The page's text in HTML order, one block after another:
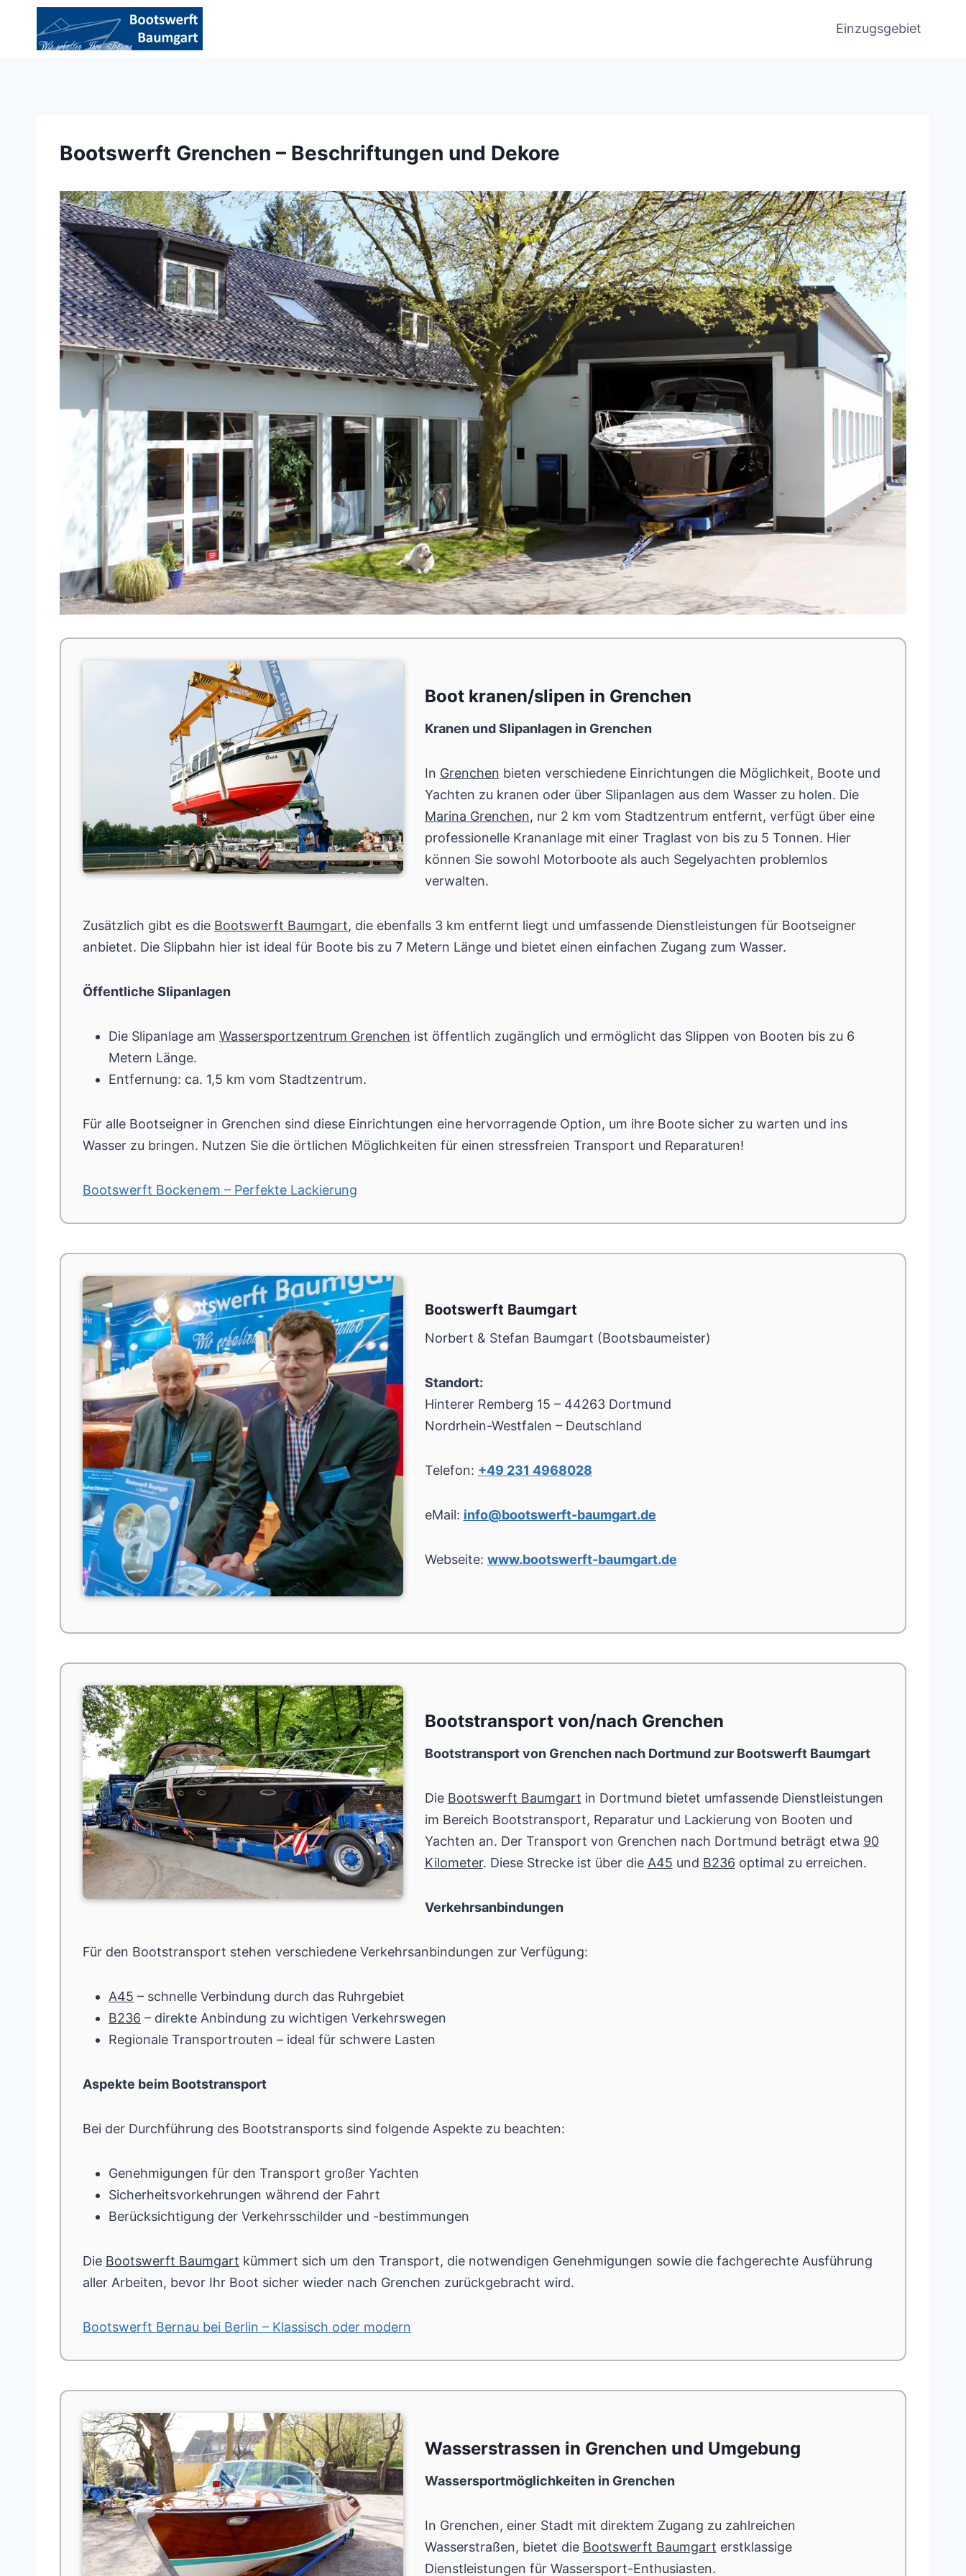
springen
Einzugsgebiet
Bootswerft Grenchen – Beschriftungen und Dekore
Boot kranen/slipen in Grenchen
Kranen und Slipanlagen in Grenchen
In Grenchen bieten verschiedene Einrichtungen die Möglichkeit, Boote und
Yachten zu kranen oder über Slipanlagen aus dem Wasser zu holen. Die
Marina Grenchen, nur 2 km vom Stadtzentrum entfernt, verfügt über eine
professionelle Krananlage mit einer Traglast von bis zu 5 Tonnen. Hier
können Sie sowohl Motorboote als auch Segelyachten problemlos
verwalten.
Zusätzlich gibt es die Bootswerft Baumgart, die ebenfalls 3 km entfernt liegt und umfassende Dienstleistungen für Bootseigner
anbietet. Die Slipbahn hier ist ideal für Boote bis zu 7 Metern Länge und bietet einen einfachen Zugang zum Wasser.
Öffentliche Slipanlagen
Die Slipanlage am Wassersportzentrum Grenchen ist öffentlich zugänglich und ermöglicht das Slippen von Booten bis zu 6
Metern Länge.
Entfernung: ca. 1,5 km vom Stadtzentrum.
Für alle Bootseigner in Grenchen sind diese Einrichtungen eine hervorragende Option, um ihre Boote sicher zu warten und ins
Wasser zu bringen. Nutzen Sie die örtlichen Möglichkeiten für einen stressfreien Transport und Reparaturen!
Bootswerft Bockenem – Perfekte Lackierung
Bootswerft Baumgart
Norbert & Stefan Baumgart (Bootsbaumeister)
Standort:
Hinterer Remberg 15 – 44263 Dortmund
Nordrhein-Westfalen – Deutschland
Telefon: +49 231 4968028
eMail: info@bootswerft-baumgart.de
Webseite: www.bootswerft-baumgart.de
Bootstransport von/nach Grenchen
Bootstransport von Grenchen nach Dortmund zur Bootswerft Baumgart
Die Bootswerft Baumgart in Dortmund bietet umfassende Dienstleistungen
im Bereich Bootstransport, Reparatur und Lackierung von Booten und
Yachten an. Der Transport von Grenchen nach Dortmund beträgt etwa 90
Kilometer. Diese Strecke ist über die A45 und B236 optimal zu erreichen.
Verkehrsanbindungen
Für den Bootstransport stehen verschiedene Verkehrsanbindungen zur Verfügung:
A45 – schnelle Verbindung durch das Ruhrgebiet
B236 – direkte Anbindung zu wichtigen Verkehrswegen
Regionale Transportrouten – ideal für schwere Lasten
Aspekte beim Bootstransport
Bei der Durchführung des Bootstransports sind folgende Aspekte zu beachten:
Genehmigungen für den Transport großer Yachten
Sicherheitsvorkehrungen während der Fahrt
Berücksichtigung der Verkehrsschilder und -bestimmungen
Die Bootswerft Baumgart kümmert sich um den Transport, die notwendigen Genehmigungen sowie die fachgerechte Ausführung
aller Arbeiten, bevor Ihr Boot sicher wieder nach Grenchen zurückgebracht wird.
Bootswerft Bernau bei Berlin – Klassisch oder modern
Wasserstrassen in Grenchen und Umgebung
Wassersportmöglichkeiten in Grenchen
In Grenchen, einer Stadt mit direktem Zugang zu zahlreichen
Wasserstraßen, bietet die Bootswerft Baumgart erstklassige
Dienstleistungen für Wassersport-Enthusiasten.